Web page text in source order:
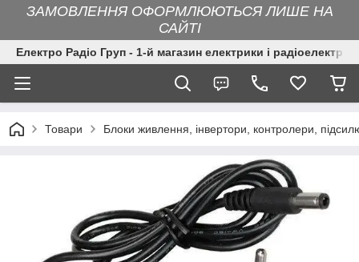
ЗАМОВЛЕННЯ ОФОРМЛЮЮТЬСЯ ЛИШЕ НА
САЙТІ
Електро Радіо Груп - 1-й магазин електрики і
Товари Блоки живлення, інвертори, контролери,